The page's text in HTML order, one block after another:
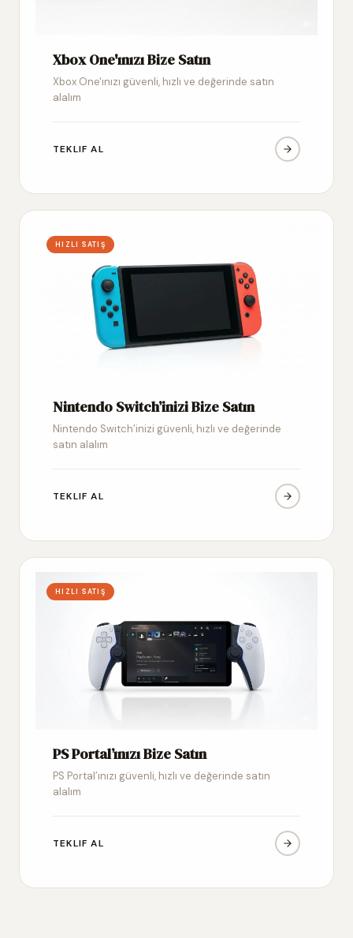
Xbox One'ınızı Bize Satın
Xbox One'ınızı güvenli, hızlı ve değerinde satın
alalım
TEKLIF AL
HIZLI SATIŞ
Nintendo Switch’inizi Bize Satın
Nintendo Switch’inizi güvenli, hızlı ve değerinde
satın alalım
TEKLIF AL
HIZLI SATIŞ
PS Portal’ınızı Bize Satın
PS Portal’ınızı güvenli, hızlı ve değerinde satın
alalım
TEKLIF AL